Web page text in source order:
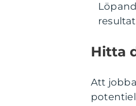
Hitta
Att